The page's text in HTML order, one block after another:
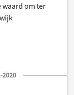
waard om ter
2020